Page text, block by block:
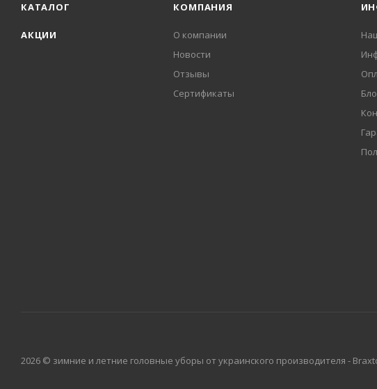
КАТАЛОГ
АКЦИИ
КОМПАНИЯ
О компании
Новости
Отзывы
Сертификаты
2026 © зимние и летние головные уборы от украинского производителя -